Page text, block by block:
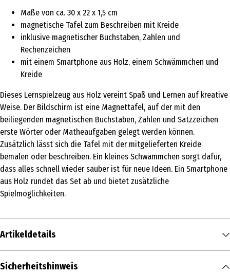
Maße von ca. 30 x 22 x 1,5 cm
magnetische Tafel zum Beschreiben mit Kreide
inklusive magnetischer Buchstaben, Zahlen und
Rechenzeichen
mit einem Smartphone aus Holz, einem Schwämmchen und
Kreide
Dieses Lernspielzeug aus Holz vereint Spaß und Lernen auf kreative
Weise. Der Bildschirm ist eine Magnettafel, auf der mit den
beiliegenden magnetischen Buchstaben, Zahlen und Satzzeichen
erste Wörter oder Matheaufgaben gelegt werden können.
Zusätzlich lässt sich die Tafel mit der mitgelieferten Kreide
bemalen oder beschreiben. Ein kleines Schwämmchen sorgt dafür,
dass alles schnell wieder sauber ist für neue Ideen. Ein Smartphone
aus Holz rundet das Set ab und bietet zusätzliche
Spielmöglichkeiten.
Artikeldetails
Inhalt
Sicherheitshinweis